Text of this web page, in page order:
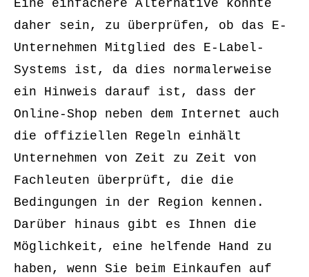
Eine einfachere Alternative könnte
daher sein, zu überprüfen, ob das E-
Unternehmen Mitglied des E-Label-
Systems ist, da dies normalerweise
ein Hinweis darauf ist, dass der
Online-Shop neben dem Internet auch
die offiziellen Regeln einhält
Unternehmen von Zeit zu Zeit von
Fachleuten überprüft, die die
Bedingungen in der Region kennen.
Darüber hinaus gibt es Ihnen die
Möglichkeit, eine helfende Hand zu
haben, wenn Sie beim Einkaufen auf